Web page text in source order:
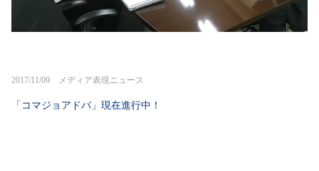
2017/11/09 メディア表現ニュース
「コマジョアドバ」現在進行中！